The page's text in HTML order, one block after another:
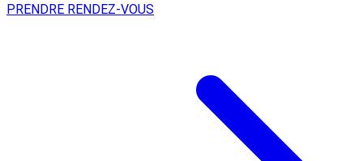
PRENDRE RENDEZ-VOUS